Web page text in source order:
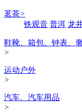
茗茶>
铁观音 普洱 龙
鞋靴、箱包、钟表、
>
运动户外
>
汽车、汽车用品
>